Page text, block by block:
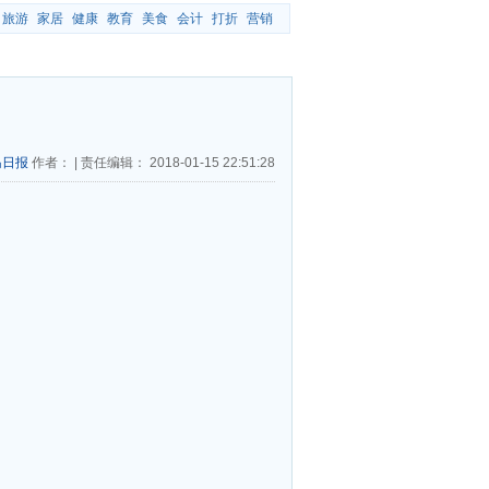
旅游 家居 健康 教育 美食 会计 打折 营销
报 作者： 责任编辑： 2018-01-15 22:51:28